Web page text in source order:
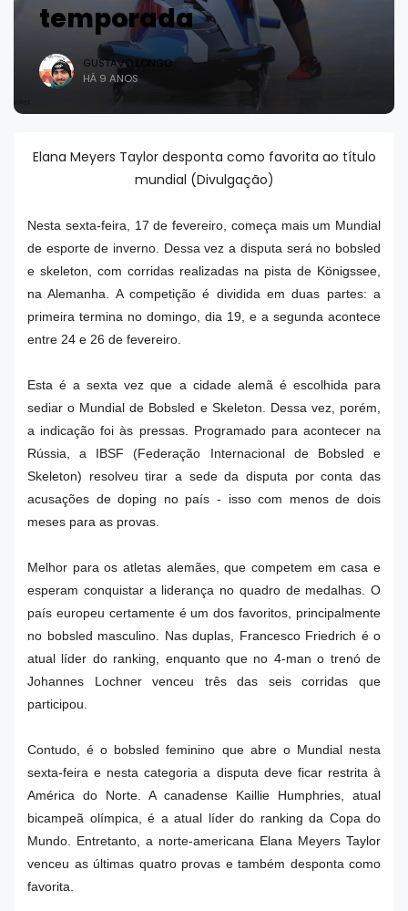
temporada
GUSTAVO LONGO
HÁ 9 ANOS
Elana Meyers Taylor desponta como favorita ao título
mundial (Divulgação)
Nesta sexta-feira, 17 de fevereiro, começa mais um Mundial
de esporte de inverno. Dessa vez a disputa será no bobsled
e skeleton, com corridas realizadas na pista de Königssee,
na Alemanha. A competição é dividida em duas partes: a
primeira termina no domingo, dia 19, e a segunda acontece
entre 24 e 26 de fevereiro.
Esta é a sexta vez que a cidade alemã é escolhida para
sediar o Mundial de Bobsled e Skeleton. Dessa vez, porém,
a indicação foi às pressas. Programado para acontecer na
Rússia, a IBSF (Federação Internacional de Bobsled e
Skeleton) resolveu tirar a sede da disputa por conta das
acusações de doping no país - isso com menos de dois
meses para as provas.
Melhor para os atletas alemães, que competem em casa e
esperam conquistar a liderança no quadro de medalhas. O
país europeu certamente é um dos favoritos, principalmente
no bobsled masculino. Nas duplas, Francesco Friedrich é o
atual líder do ranking, enquanto que no 4-man o trenó de
Johannes Lochner venceu três das seis corridas que
participou.
Contudo, é o bobsled feminino que abre o Mundial nesta
sexta-feira e nesta categoria a disputa deve ficar restrita à
América do Norte. A canadense Kaillie Humphries, atual
bicampeã olímpica, é a atual líder do ranking da Copa do
Mundo. Entretanto, a norte-americana Elana Meyers Taylor
venceu as últimas quatro provas e também desponta como
favorita.